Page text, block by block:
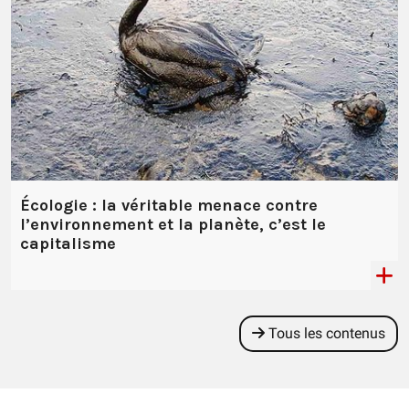
Écologie : la véritable menace contre
l’environnement et la planète, c’est le
capitalisme
Tous les contenus